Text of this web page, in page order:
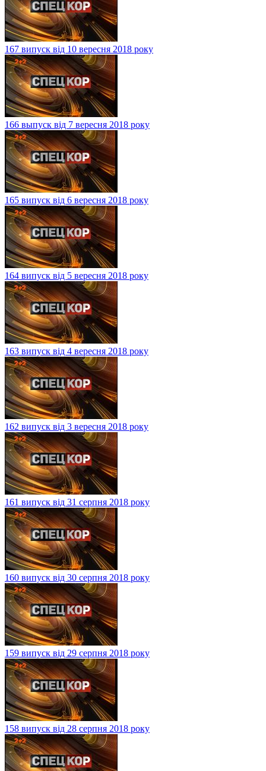
167 випуск від 10 вересня 2018 року
166 выпуск від 7 вересня 2018 року
165 випуск від 6 вересня 2018 року
164 випуск від 5 вересня 2018 року
163 випуск від 4 вересня 2018 року
162 випуск від 3 вересня 2018 року
161 випуск від 31 серпня 2018 року
160 випуск від 30 серпня 2018 року
159 випуск від 29 серпня 2018 року
158 випуск від 28 серпня 2018 року